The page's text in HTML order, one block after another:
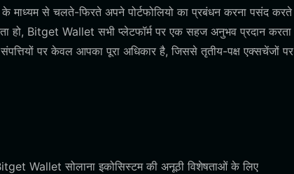
से चलते-फिरते अपने पोर्टफोलियो का प्रबंधन करना पसंद करते
हो, Bitget Wallet सभी प्लेटफॉर्म पर एक सहज अनुभव प्रदान करता
पर केवल आपका पूरा अधिकार है, जिससे तृतीय-पक्ष एक्सचेंजों पर
Wallet सोलाना इकोसिस्टम की अनूठी विशेषताओं के लिए